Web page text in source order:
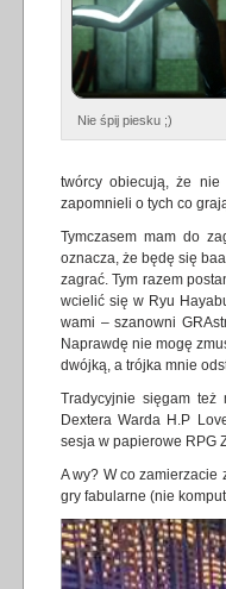
Nie śpij piesku ;)
twórcy obiecują, że
zapomnieli o tych co
Tymczasem mam do
oznacza, że będę się
zagrać. Tym razem
wcielić się w Ryu
wami – szanowni
Naprawdę nie mogę
dwójką, a trójka mnie
Tradycyjnie sięgam też
Dextera Warda H.P
sesja w papierowe RPG
A wy? W co
gry fabularne (nie